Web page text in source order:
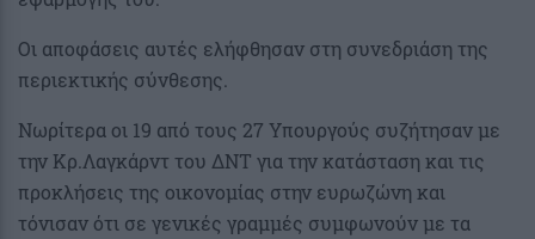
Οι αποφάσεις αυτές ελήφθησαν στη συνεδριάση της
περιεκτικής σύνθεσης.
Νωρίτερα οι 19 από τους 27 Υπουργούς συζήτησαν με
την Κρ.Λαγκάρντ του ΔΝΤ για την κατάσταση και τις
προκλήσεις της οικονομίας στην ευρωζώνη και
τόνισαν ότι σε γενικές γραμμές συμφωνούν με τα